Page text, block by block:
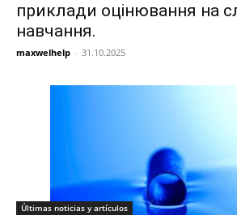
приклади оцінювання на
навчання.
maxwelhelp - 31.10.2025
Últimas noticias y artículos